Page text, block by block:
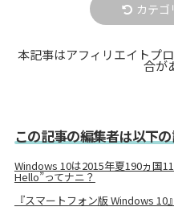
カテ
本記事はアフィリエイトプ
合が
この記事の編集者は以下
Windows 10は2015年夏190ヵ国
Hello”ってナニ？
『スマートフォン版 Windows